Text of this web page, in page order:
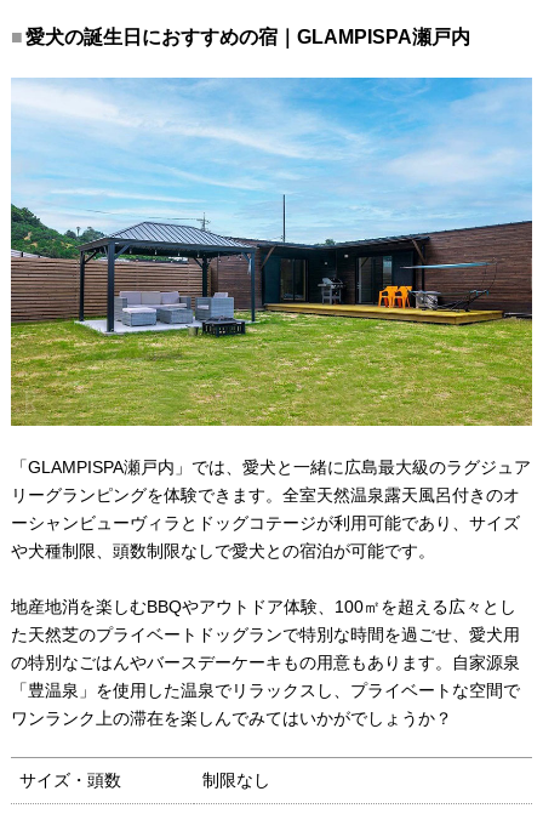
愛犬の誕生日におすすめの宿｜GLAMPISPA瀬戸内
「GLAMPISPA瀬戸内」では、愛犬と一緒に広島最大級のラグジュア
リーグランピングを体験できます。全室天然温泉露天風呂付きのオ
ーシャンビューヴィラとドッグコテージが利用可能であり、サイズ
や犬種制限、頭数制限なしで愛犬との宿泊が可能です。
地産地消を楽しむBBQやアウトドア体験、100㎡を超える広々とし
た天然芝のプライベートドッグランで特別な時間を過ごせ、愛犬用
の特別なごはんやバースデーケーキもの用意もあります。自家源泉
「豊温泉」を使用した温泉でリラックスし、プライベートな空間で
ワンランク上の滞在を楽しんでみてはいかがでしょうか？
サイズ・頭数 制限なし